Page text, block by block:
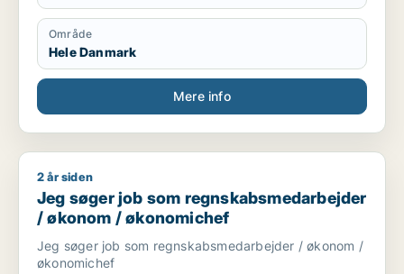
🌟 Leder I efter en pålidelig og komfortabel
transportløsning? Jeg, Taras Polishchuk, tilbyder
professionel kørsel med egen bil til alle destinationer i
Danmark 🇩🇰 og Europa 🌍.
🔸 Hvad jeg tilbyder:
Transport til og fra lufthavn, banegård eller andre
rejsemål.
Område
Hele Danmark
Mere info
Jeg søger job som regnskabsmedarbejder / økonom /
2 år siden
Jeg søger job som regnskabsmedarbejder
/ økonom / økonomichef
Jeg søger job som regnskabsmedarbejder / økonom /
økonomichef